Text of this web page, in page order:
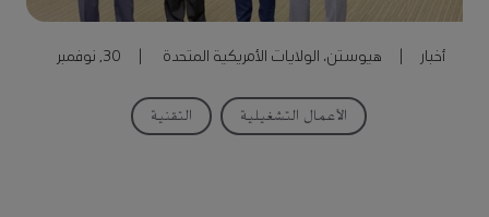
أخبار هيوستن، الولايات الأمريكية المتحدة
30, نوفمبر
الأعمال التشغيلية التقنية